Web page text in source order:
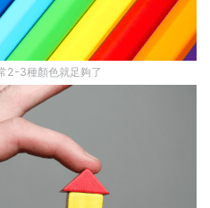
2-3種顏色就足夠了